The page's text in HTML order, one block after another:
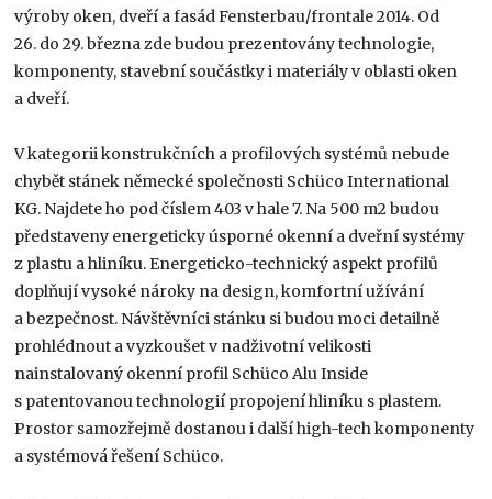
výroby oken, dveří a fasád Fensterbau/frontale 2014. Od
26. do 29. března zde budou prezentovány technologie,
komponenty, stavební součástky i materiály v oblasti oken
a dveří.
V kategorii konstrukčních a profilových systémů nebude
chybět stánek německé společnosti Schüco International
KG. Najdete ho pod číslem 403 v hale 7. Na 500 m2 budou
představeny energeticky úsporné okenní a dveřní systémy
z plastu a hliníku. Energeticko-technický aspekt profilů
doplňují vysoké nároky na design, komfortní užívání
a bezpečnost. Návštěvníci stánku si budou moci detailně
prohlédnout a vyzkoušet v nadživotní velikosti
nainstalovaný okenní profil Schüco Alu Inside
s patentovanou technologií propojení hliníku s plastem.
Prostor samozřejmě dostanou i další high-tech komponenty
a systémová řešení Schüco.